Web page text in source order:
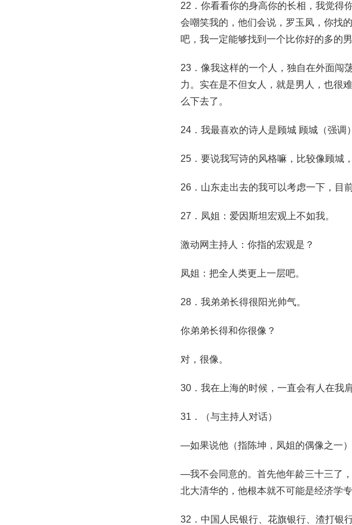
22．你看看你的身高你的长相，我觉得
会嘲笑我的，他们会说，罗玉凤，你找
吧，我一定能够找到一个比你好的多的男
23．像我这样的一个人，独自在外面闯
力。实在是不但女人，就是男人，也很
么下去了。
24．我最喜欢的诗人是顾城 顾城（强调
25．要说我写诗的风格嘛，比较像顾城
26．山东走出去的我可以考虑一下，目
27．凤姐：爱因斯坦宏观上不如我。
激动网主持人：你指的宏观是？
凤姐：把全人类更上一层吧。
28．我弟弟长得很阳光帅气。
你弟弟长得和你很像？
对，很像。
30．我在上海的时候，一直会有人在我
31．（与主持人对话）
—如果说他（指陈坤，凤姐的偶像之一
—我不会同意的。首先他年龄三十三了
北大清华的，他根本就不可能是经济学专
32．中国人民银行、花旗银行、渣打银